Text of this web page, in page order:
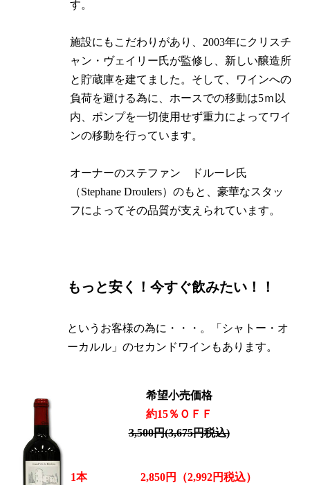
す。
施設にもこだわりがあり、2003年にクリスチ
ャン・ヴェイリー氏が監修し、新しい醸造所
と貯蔵庫を建てました。そして、ワインへの
負荷を避ける為に、ホースでの移動は5ｍ以
内、ポンプを一切使用せず重力によってワイ
ンの移動を行っています。
オーナーのステファン ドルーレ氏
（Stephane Droulers）のもと、豪華なスタッ
フによってその品質が支えられています。
もっと安く！今すぐ飲みたい！！
というお客様の為に・・・。「シャトー・オ
ーカルル」のセカンドワインもあります。
希望小売価格
約15％ＯＦＦ
3,500円(3,675円税込)
1本 2,850円（2,992円税込）